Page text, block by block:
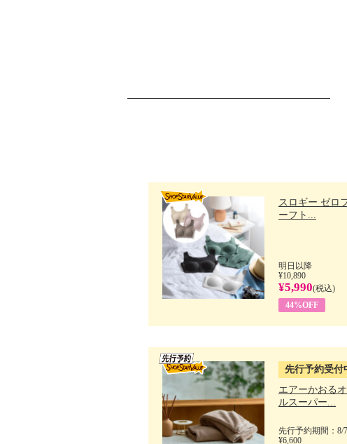
スロギー ゼロ
ーフト...
明日以降
¥10,890
¥5,990(税込)
44%OFF
先行予約受付
エアーかおる
ルスーパー...
先行予約期間：
¥6,600